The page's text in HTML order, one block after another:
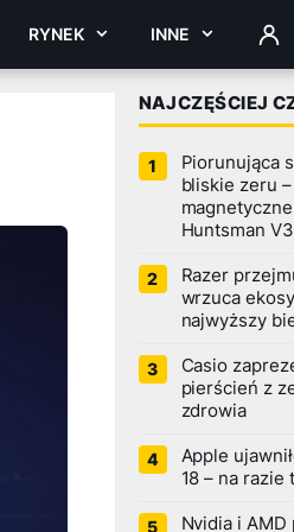
RYNEK INNE
NAJCZĘŚCIEJ
Piorunująca
bliskie zeru
Huntsman
Razer
wrzuca
najwyższy
Casio
pierścień z
zdrowia
Apple
18 – na
Nvidia i AMD